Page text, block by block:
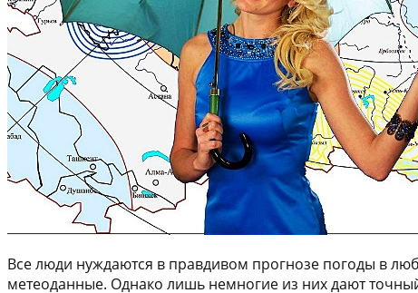
Все люди нуждаются в правдивом прогнозе погоды в
метеоданные. Однако лишь немногие из них дают